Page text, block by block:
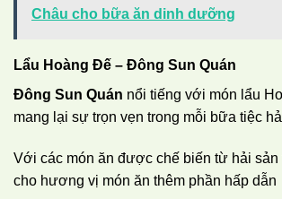
Châu cho bữa ăn dinh dưỡng
Lẩu Hoàng Đế – Đông Sun Quán
Đông Sun Quán nổi tiếng với món lẩu
mang lại sự trọn vẹn trong mỗi bữa tiệc
Với các món ăn được chế biến từ hải
cho hương vị món ăn thêm phần hấp dẫn